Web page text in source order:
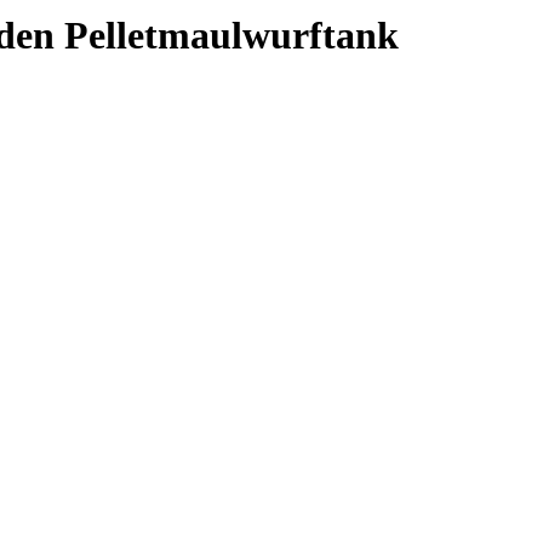
Pelletmaulwurftank